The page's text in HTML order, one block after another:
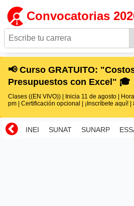
Convocatorias
📢 Curso GRATUITO:
Presupuestos con Excel" 🎓
Clases ((EN VIVO)) | Inicia 11 de agosto |
pm | Certificación opcional | ¡Inscríbete aquí! |
INEI SUNAT SUNARP